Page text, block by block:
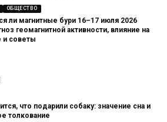
ОБЩЕСТВО
ли магнитные бури 16–17 июля 2026
геомагнитной активности, влияние на
и советы
что подарили собаку: значение сна и
толкование